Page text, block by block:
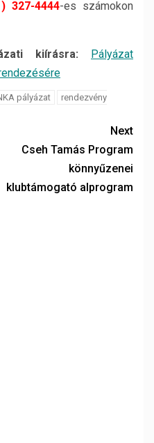
327-4444-es számokon
kiírásra:
Pályázat
pályázat
rendezvény
Next
Cseh Tamás Program
könnyűzenei
klubtámogató alprogram